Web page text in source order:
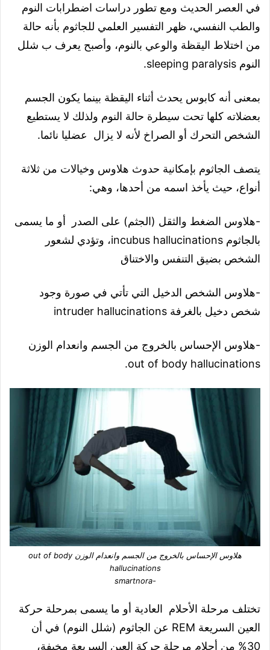
في العصر الحديث ومع تطور دراسات اضطرابات النوم
والطب النفسي، ظهر التفسير العلمي للجاثوم بأنه حالة
من اختلاط اليقظة والوعي بالنوم، وأصبح يعرف ب شلل
النوم sleeping paralysis.
بمعنى أنه كابوس يحدث أثناء اليقظة بينما يكون الجسم
بعضلاته كلها تحت سيطرة حالة النوم ولذلك لا يستطيع
الشخص التحرك أو الصراخ لأنه لا يزال عضليا نائما.
يتصف الجاثوم بإمكانية حدوث هلاوس وخيالات من ثلاثة
أنواع، حيث يأخذ اسمه من أحدها، وهي:
-هلاوس الضغط والثقل (الجثم) على الصدر أو ما يسمى
بالجاثوم incubus hallucinations، وتؤدي لشعور
الشخص بضيق التنفس والاختناق
-هلاوس الشخص الدخيل التي تأتي في صورة وجود
شخص دخيل بالغرفة intruder hallucinations
-هلاوس الإحساس بالخروج من الجسم وانعدام الوزن
out of body hallucinations.
هلاوس الإحساس بالخروج من الجسم وانعدام الوزن out of body
hallucinations
-smartnora
تختلف مرحلة الأحلام العادية أو ما يسمى بمرحلة حركة
العين السريعة REM عن الجاثوم (شلل النوم) في أن
30% من أحلام مرحلة حركة العين السريعة مخيفة،